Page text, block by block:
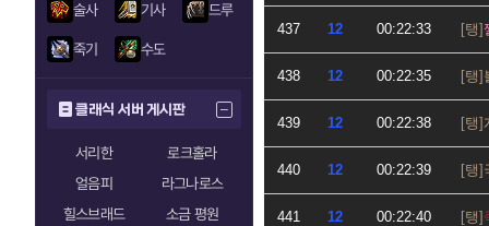
술사 기사 드루
죽기 수도
클래식 서버 게시판
서리한
로크홀라
얼음피
라그나로스
힐스브래드
소금 평원
437 12 00:22:33
438 12 00:22:35
439 12 00:22:38
440 12 00:22:39
441 12 00:22:40